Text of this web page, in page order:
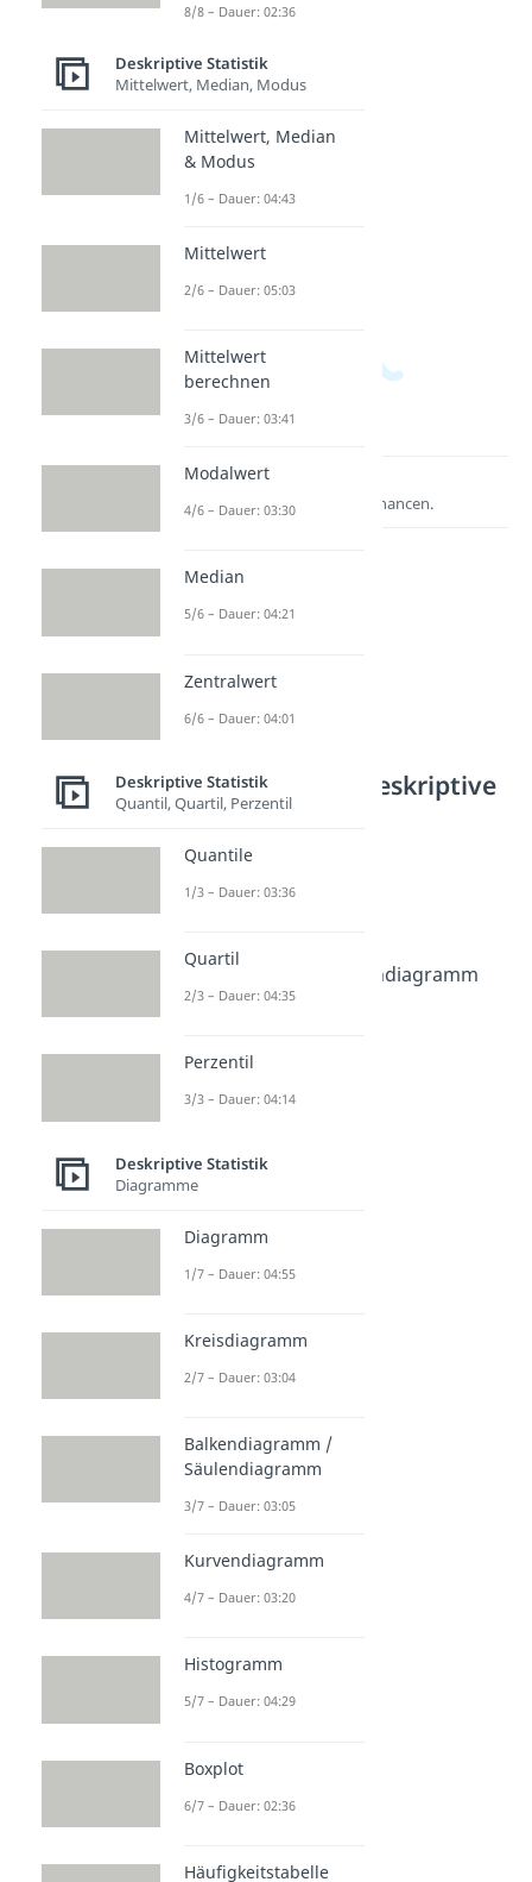
Lernen lohnt sich!
Entdecke hier deine Chancen.
Weitere Inhalte: Deskriptive
Statistik
Diagramme
Dauer: 04:55
Dauer: 03:04
Balkendiagramm / Säulendiagramm
Dauer: 03:05
Kurvendiagramm
Histogramm
Dauer: 04:29
Boxplot
Häufigkeitstabelle
Dauer: 04:11
8/8 – Dauer: 02:36
Deskriptive Statistik
Mittelwert, Median, Modus
Mittelwert, Median
& Modus
1/6 – Dauer: 04:43
Mittelwert
2/6 – Dauer: 05:03
Mittelwert
berechnen
3/6 – Dauer: 03:41
Modalwert
4/6 – Dauer: 03:30
Median
5/6 – Dauer: 04:21
Zentralwert
6/6 – Dauer: 04:01
Deskriptive Statistik
Quantil, Quartil, Perzentil
Quantile
1/3 – Dauer: 03:36
Quartil
2/3 – Dauer: 04:35
Perzentil
3/3 – Dauer: 04:14
Deskriptive Statistik
Diagramme
Diagramm
1/7 – Dauer: 04:55
Kreisdiagramm
2/7 – Dauer: 03:04
Balkendiagramm /
Säulendiagramm
3/7 – Dauer: 03:05
Kurvendiagramm
4/7 – Dauer: 03:20
Histogramm
5/7 – Dauer: 04:29
Boxplot
6/7 – Dauer: 02:36
Häufigkeitstabelle